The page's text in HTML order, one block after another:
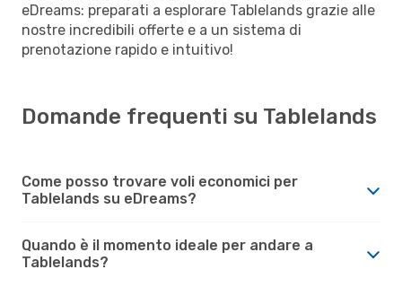
eDreams: preparati a esplorare Tablelands grazie alle
nostre incredibili offerte e a un sistema di
prenotazione rapido e intuitivo!
Domande frequenti su Tablelands
Come posso trovare voli economici per
Tablelands su eDreams?
Quando è il momento ideale per andare a
Tablelands?